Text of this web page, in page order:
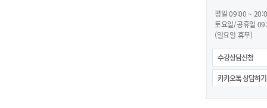
평일 09:00 ~
토요일/공휴일
(일요일 휴무)
수강상담신청
카카오톡 상담하기